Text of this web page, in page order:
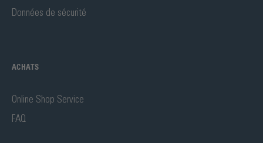
Données de sécurité
ACHATS
Online Shop Service
FAQ